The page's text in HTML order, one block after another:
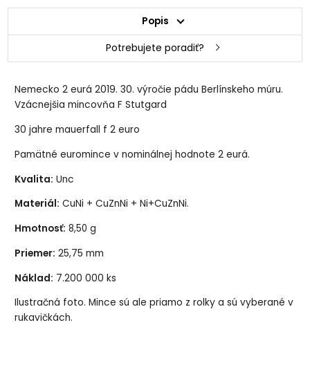
Popis
Potrebujete poradiť?
Nemecko 2 eurá 2019. 30. výročie pádu Berlínskeho múru.
Vzácnejšia mincovňa F Stutgard
30 jahre mauerfall f 2 euro
Pamätné euromince v nominálnej hodnote 2 eurá.
Kvalita: Unc
Materiál: CuNi + CuZnNi + Ni+CuZnNi.
Hmotnosť: 8,50 g
Priemer: 25,75 mm
Náklad: 7.200 000 ks
Ilustračná foto. Mince sú ale priamo z rolky a sú vyberané v
rukavičkách.